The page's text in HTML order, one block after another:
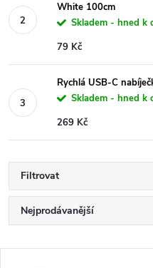
White 100cm
Skladem - hned k
79 Kč
Rychlá USB-C
Skladem - hned k
269 Kč
Filtrovat
Ř
a
Nejprodávanější